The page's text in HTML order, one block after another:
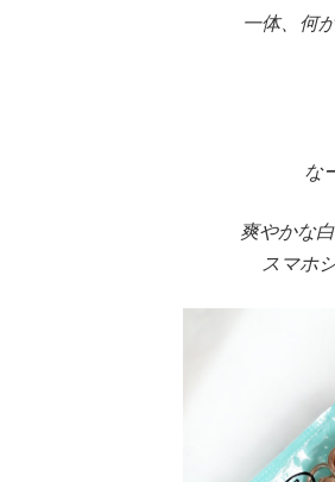
一体、何
な
爽やかな
スマホ